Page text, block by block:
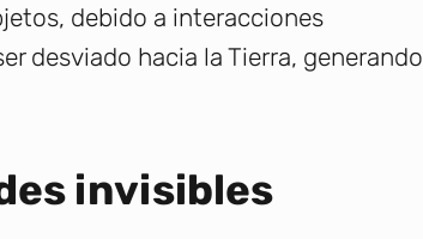
debido a interacciones
desviado hacia la Tierra, generando
invisibles